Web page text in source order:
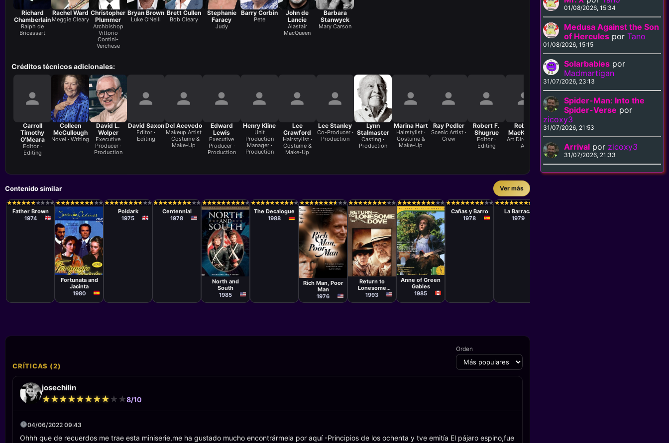
Richard
Chamberlain
Ralph de
Bricassart
Rachel Ward
Meggie Cleary
Christopher
Plummer
Archbishop
Vittorio
Contini-
Verchese
Bryan Brown
Luke O'Neill
Brett Cullen
Bob Cleary
Stephanie
Faracy
Judy
Barry Corbin
Pete
John de
Lancie
Alastair
MacQueen
Barbara
Stanwyck
Mary Carson
Créditos técnicos adicionales:
Carroll
Timothy
O'Meara
Editor ·
Editing
Colleen
McCullough
Novel · Writing
David L.
Wolper
Executive
Producer ·
Production
David Saxon
Editor ·
Editing
Del Acevedo
Makeup Artist
· Costume &
Make-Up
Edward
Lewis
Executive
Producer ·
Production
Henry Kline
Unit
Production
Manager ·
Production
Lee
Crawford
Hairstylist ·
Costume &
Make-Up
Lee Stanley
Co-Producer ·
Production
Lynn
Stalmaster
Casting ·
Production
Marina Hart
Hairstylist ·
Costume &
Make-Up
Ray Pedler
Scenic Artist ·
Crew
Robert F.
Shugrue
Editor ·
Editing
Robert
MacKichan
Art Direction ·
Art
Robert
MacKichan
Production
Design · Art
Sharleen
Hairstylist ·
Costume &
Make-Up
Producer ·
Production
Contenido similar Ver más
★
★★
★★
★★
★★
★★
★★
★★
★★
★★
★
Robert
Peter
Jefferies
Father Brown
1974
★
★★
★★
★★
★★
★★
★★
★★
★★
★★
★
Serie
Mario Camus
Fortunata and
Jacinta
1980
★
★★
★★
★★
★★
★★
★★
★★
★★
★★
★
Philip Dudley,
Christopher
Barry,
Poldark
1975
★
★★
★★
★★
★★
★★
★★
★★
★★
★★
★
Harry Falk,
Paul Krasny,
Bernard
McEveety,
Centennial
1978
★
★★
★★
★★
★★
★★
★★
★★
★★
★★
★
Serie
Kevin Connor,
Richard T.
Heffron, Larry
Peerce
North and
South
1985
★
★★
★★
★★
★★
★★
★★
★★
★★
★★
★
Krzysztof
The Decalogue
1988
★
★★
★★
★★
★★
★★
★★
★★
★★
★★
★
Serie
Boris Sagal,
David Greene,
Bill Bixby
Rich Man, Poor
Man
1976
★
★★
★★
★★
★★
★★
★★
★★
★★
★★
★
Serie
Mike Robe
Return to
Lonesome
Dove
1993
★
★★
★★
★★
★★
★★
★★
★★
★★
★★
★
Serie
Anne of Green
Gables
1985
★
★★
★★
★★
★★
★★
★★
★★
★★
★★
★
Rafael
Romero
Marchent
Cañas y Barro
1978
★
★★
★★
★★
★★
★★
★★
★★
★
Serie
León
La Barraca
1979
CRÍTICAS (2)
Orden
josechilin
★
★★
★★
★★
★★
★★
★★
★★
★★
★★
★8/10
04/06/2022 09:43
Ohhh que de recuerdos me trae esta miniserie,me ha gustado mucho encontrármela por aquí -Principios de los ochenta y tve emitía El pájaro espino,fue
01/08/2026, 15:34
Medusa Against the Son
of Hercules porTano
01/08/2026, 15:15
Solarbabies por
Madmartigan
31/07/2026, 23:13
Spider-Man: Into the
Spider-Verse por
zicoxy3
31/07/2026, 21:53
Arrival por zicoxy3
31/07/2026, 21:33